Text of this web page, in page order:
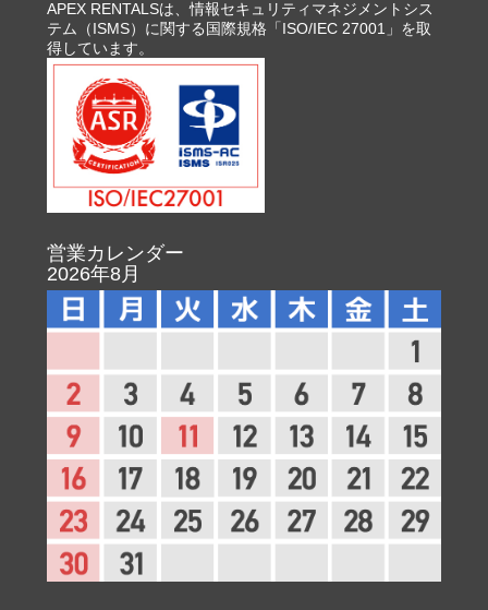
APEX RENTALSは、情報セキュリティマネジメントシス
テム（ISMS）に関する国際規格「ISO/IEC 27001」を取
得しています。
営業カレンダー
2026年8月